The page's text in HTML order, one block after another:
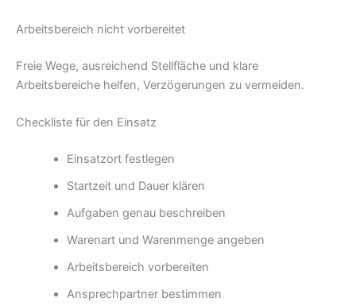
Arbeitsbereich nicht vorbereitet
Freie Wege, ausreichend Stellfläche und klare
Arbeitsbereiche helfen, Verzögerungen zu vermeiden.
Checkliste für den Einsatz
Einsatzort festlegen
Startzeit und Dauer klären
Aufgaben genau beschreiben
Warenart und Warenmenge angeben
Arbeitsbereich vorbereiten
Ansprechpartner bestimmen